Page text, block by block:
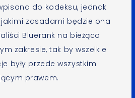
do kodeksu, jednak
zasadami będzie ona
Bluerank na bieżąco
zakresie, tak by wszelkie
były przede wszystkim
prawem.